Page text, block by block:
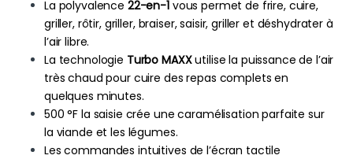
La polyvalence 22-en-1vous permet de frire, cuire,
griller, rôtir, griller, braiser, saisir, griller et déshydrater à
l’air libre.
La technologie Turbo MAXXutilise la puissance de l’air
très chaud pour cuire des repas complets en
quelques minutes.
500 °F la saisie crée une caramélisation parfaite sur
la viande et les légumes.
Les commandes intuitives de l’écran tactile